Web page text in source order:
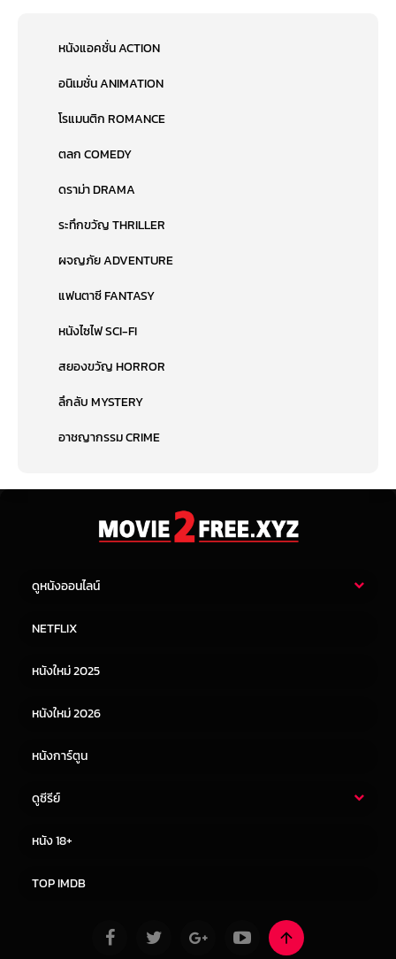
หนังแอคชั่น ACTION
อนิเมชั่น ANIMATION
โรแมนติก ROMANCE
ตลก COMEDY
ดราม่า DRAMA
ระทึกขวัญ THRILLER
ผจญภัย ADVENTURE
แฟนตาซี FANTASY
หนังไซไฟ SCI-FI
สยองขวัญ HORROR
ลึกลับ MYSTERY
อาชญากรรม CRIME
ดูหนังออนไลน์
หนังจีน
NETFLIX
หนังใหม่ 2025
หนังใหม่ 2026
หนังการ์ตูน
ดูซีรีย์
หนัง 18+
TOP IMDB